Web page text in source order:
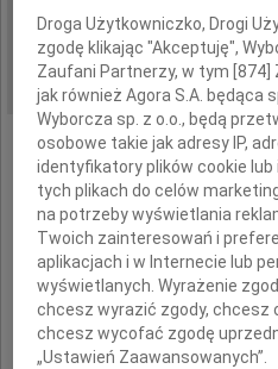
REGION: Szczecin
DATA EMISJI: 09.08.2014
Droga Użytkowniczko, Drogi
zgodę klikając "Akceptuję",
Zaufani Partnerzy, w tym [874]
jak również Agora S.A. będąca
Wyborcza sp. z o.o., będą
osobowe takie jak adresy IP,
identyfikatory plików cookie
tych plikach do celów
na potrzeby wyświetlania
Twoich zainteresowań i
aplikacjach i w Internecie lub
wyświetlanych. Wyrażenie
chcesz wyrazić zgody, chcesz
chcesz wycofać zgodę
„Ustawień Zaawansowanych”.